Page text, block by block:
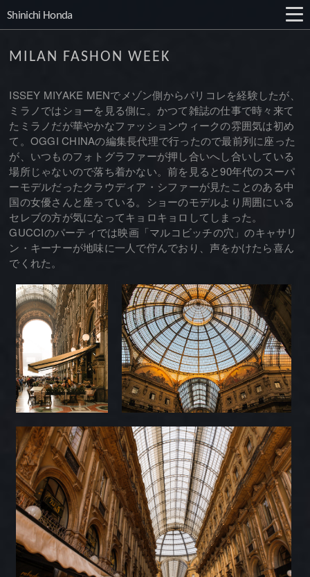
Shinichi Honda
MILAN FASHON WEEK
ISSEY MIYAKE MENでメゾン側からパリコレを経験したが、
ミラノではショーを見る側に。かつて雑誌の仕事で時々来て
たミラノだが華やかなファッションウィークの雰囲気は初め
て。OGGI CHINAの編集長代理で行ったので最前列に座った
が、いつものフォトグラファーが押し合いへし合いしている
場所じゃないので落ち着かない。前を見ると90年代のスーパ
ーモデルだったクラウディア・シファーが見たことのある中
国の女優さんと座っている。ショーのモデルより周囲にいる
セレブの方が気になってキョロキョロしてしまった。
GUCCIのパーティでは映画「マルコビッチの穴」のキャサリ
ン・キーナーが地味に一人で佇んでおり、声をかけたら喜ん
でくれた。